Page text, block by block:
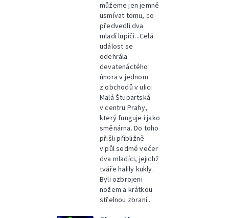
můžeme jen jemně
usmívat tomu, co
předvedli dva
mladí lupiči...Celá
událost se
odehrála
devatenáctého
února v jednom
z obchodů v ulici
Malá Štupartská
v centru Prahy,
který funguje i jako
směnárna. Do toho
přišli přibližně
v půl sedmé večer
dva mladíci, jejichž
tváře halily kukly.
Byli ozbrojeni
nožem a krátkou
střelnou zbraní...